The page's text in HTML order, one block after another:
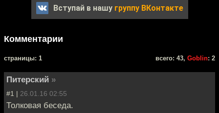
Вступай в нашу группу ВКонтакте
Комментарии
cтраницы: 1 всего: 43, Goblin: 2
Питерский »
#1 | 26.01.16 02:55
Толковая беседа.